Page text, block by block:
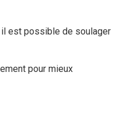
il est possible de soulager
pour mieux